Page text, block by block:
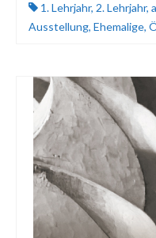
1. Lehrjahr, 2. Lehrjahr,
Ausstellung, Ehemalige,